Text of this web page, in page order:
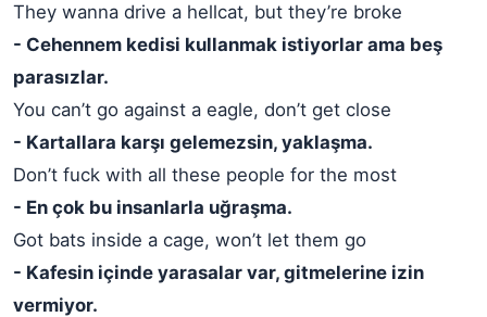
They wanna drive a hellcat, but they’re broke
- Cehennem kedisi kullanmak istiyorlar ama beş
parasızlar.
You can’t go against a eagle, don’t get close
- Kartallara karşı gelemezsin, yaklaşma.
Don’t fuck with all these people for the most
- En çok bu insanlarla uğraşma.
Got bats inside a cage, won’t let them go
- Kafesin içinde yarasalar var, gitmelerine izin
vermiyor.